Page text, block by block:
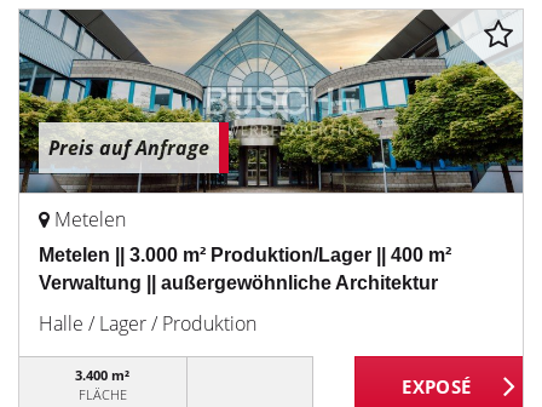
Preis auf Anfrage
Metelen
Metelen || 3.000 m² Produktion/Lager || 400 m²
Verwaltung || außergewöhnliche Architektur
Halle / Lager / Produktion
3.400 m²
FLÄCHE